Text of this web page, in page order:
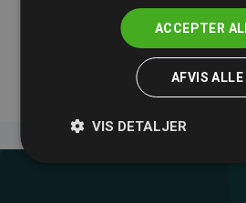
medlemmernes websites
ACCEPTER
AFVIS ALLE
VIS DETALJER